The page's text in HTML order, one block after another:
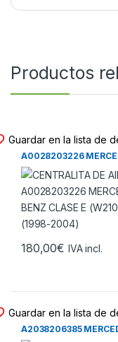
Productos
Guardar en la lista de
CENTRALITA DE
A0028203226
BENZ CLASE E (W210)
2004)
180,00€ IVA incl.
Guardar en la lista de
CENTRALITA DE
A2038206385
BENZ CLASE C (W203) –